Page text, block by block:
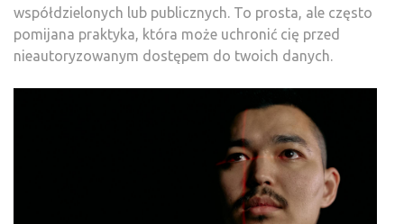
współdzielonych lub publicznych. To prosta, ale często
pomijana praktyka, która może uchronić cię przed
nieautoryzowanym dostępem do twoich danych.